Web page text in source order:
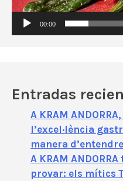
v
d
00:00
Entradas
A KRAM
l’excel·lència
manera
A KRAM
provar: els mítics